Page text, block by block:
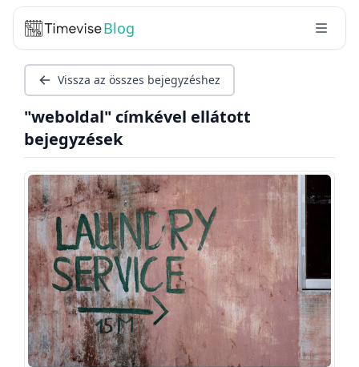
Blog
Vissza az összes bejegyzéshez
"weboldal" címkével ellátott
bejegyzések